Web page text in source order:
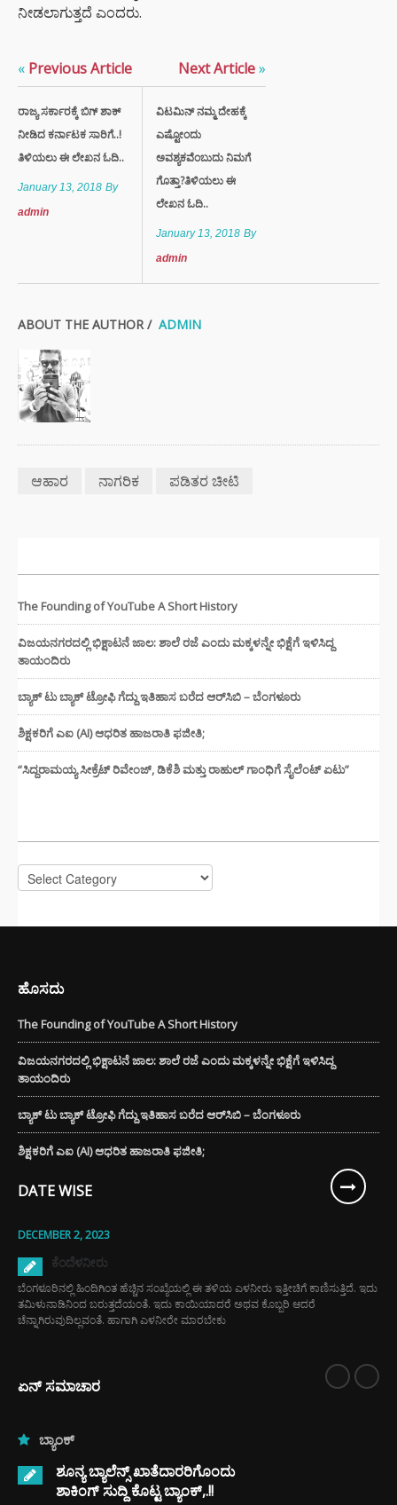
ನೀಡಲಾಗುತ್ತದೆ ಎಂದರು.
« Previous Article
ರಾಜ್ಯ ಸರ್ಕಾರಕ್ಕೆ ಬಿಗ್ ಶಾಕ್
ನೀಡಿದ ಕರ್ನಾಟಕ ಸಾರಿಗೆ..!
ತಿಳಿಯಲು ಈ ಲೇಖನ ಓದಿ..
January 13, 2018 By
admin
Next Article»
ವಿಟಮಿನ್ ನಮ್ಮ ದೇಹಕ್ಕೆ
ಎಷ್ಟೋಂದು
ಅವಶ್ಯಕವೆಂಬುದು ನಿಮಗೆ
ಗೊತ್ತಾ?ತಿಳಿಯಲು ಈ
ಲೇಖನ ಓದಿ..
January 13, 2018 By
admin
ABOUT THE AUTHOR / ADMIN
ಆಹಾರ ನಾಗರಿಕ ಪಡಿತರ ಚೀಟಿ
The Founding of YouTube A Short History
ವಿಜಯನಗರದಲ್ಲಿ ಭಿಕ್ಷಾಟನೆ ಜಾಲ: ಶಾಲೆ ರಜೆ ಎಂದು ಮಕ್ಕಳನ್ನೇ ಭಿಕ್ಷೆಗೆ ಇಳಿಸಿದ್ದ
ತಾಯಂದಿರು
ಬ್ಯಾಕ್ ಟು ಬ್ಯಾಕ್ ಟ್ರೋಫಿ ಗೆದ್ದು ಇತಿಹಾಸ ಬರೆದ ಆರ್‌ಸಿಬಿ – ಬೆಂಗಳೂರು
ಶಿಕ್ಷಕರಿಗೆ ಎಐ (AI) ಆಧರಿತ ಹಾಜರಾತಿ ಫಜೀತಿ;
“ಸಿದ್ದರಾಮಯ್ಯ ಸೀಕ್ರೆಟ್ ರಿವೇಂಜ್‌, ಡಿಕೆಶಿ ಮತ್ತು ರಾಹುಲ್‌ ಗಾಂಧಿಗೆ ಸೈಲೆಂಟ್ ಏಟು”
Categories
ಹೊಸದು
The Founding of YouTube A Short History
ವಿಜಯನಗರದಲ್ಲಿ ಭಿಕ್ಷಾಟನೆ ಜಾಲ: ಶಾಲೆ ರಜೆ ಎಂದು ಮಕ್ಕಳನ್ನೇ ಭಿಕ್ಷೆಗೆ ಇಳಿಸಿದ್ದ
ತಾಯಂದಿರು
ಬ್ಯಾಕ್ ಟು ಬ್ಯಾಕ್ ಟ್ರೋಫಿ ಗೆದ್ದು ಇತಿಹಾಸ ಬರೆದ ಆರ್‌ಸಿಬಿ – ಬೆಂಗಳೂರು
ಶಿಕ್ಷಕರಿಗೆ ಎಐ (AI) ಆಧರಿತ ಹಾಜರಾತಿ ಫಜೀತಿ;
DATE WISE
DECEMBER 2, 2023
ಕೆಂದೆಳನೀರು
ಬೆಂಗಳೂರಿನಲ್ಲಿ ಹಿಂದಿಗಿಂತ ಹೆಚ್ಚಿನ ಸಂಖ್ಯೆಯಲ್ಲಿ ಈ ತಳಿಯ ಎಳನೀರು ಇತ್ತೀಚಿಗೆ ಕಾಣಿಸುತ್ತಿದೆ. ಇದು
ತಮಿಳುನಾಡಿನಿಂದ ಬರುತ್ತದೆಯಂತೆ. ಇದು ಕಾಯಿಯಾದರೆ ಅಥವ ಕೊಬ್ಬರಿ ಆದರೆ
ಚೆನ್ನಾಗಿರುವುದಿಲ್ಲವಂತೆ. ಹಾಗಾಗಿ ಎಳನೀರೇ ಮಾರಬೇಕು
ಏನ್ ಸಮಾಚಾರ
ಬ್ಯಾಂಕ್
ಶೂನ್ಯ ಬ್ಯಾಲೆನ್ಸ್ ಖಾತೆದಾರರಿಗೊಂದು
ಶಾಕಿಂಗ್ ಸುದ್ದಿ ಕೊಟ್ಟ ಬ್ಯಾಂಕ್,.!!